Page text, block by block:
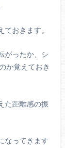
おきます。
がったか、シ
か覚えておき
た距離感の振
なってきます